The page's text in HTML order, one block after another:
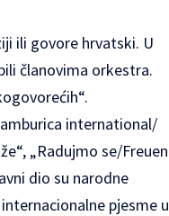
ili govore hrvatski. U
članovima orkestra.
international/
„Radujmo se/Freuen
dio su narodne
pjesme u